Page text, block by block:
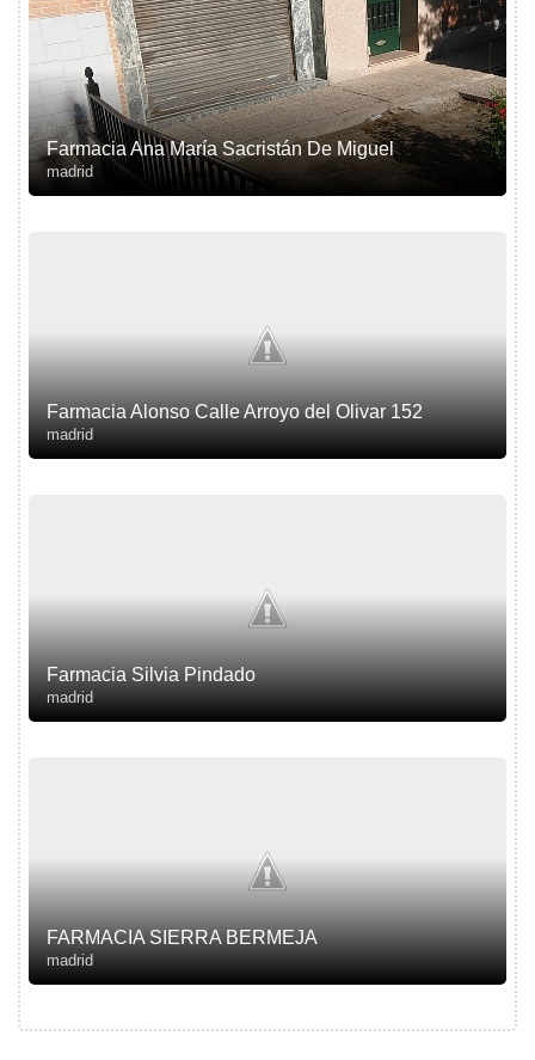
Farmacia Ana María Sacristán De Miguel
madrid
Farmacia Alonso Calle Arroyo del Olivar 152
madrid
Farmacia Silvia Pindado
madrid
FARMACIA SIERRA BERMEJA
madrid